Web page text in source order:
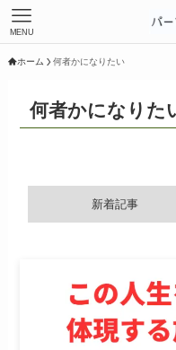
MENU
ホーム 何者かになりたい
何者かになりた
新着記事